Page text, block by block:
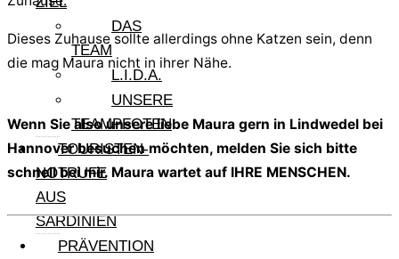
DAS
TEAM
L.I.D.A.
UNSERE
TEAMPFOTEN
TOURISTEN-
NOTRUFE
AUS
SARDINIEN
PRÄVENTION
Dieses Zuhause sollte allerdings ohne Katzen sein, denn
die mag Maura nicht in ihrer Nähe.
Wenn Sie also unsere liebe Maura gern in Lindwedel bei
Hannover besuchen möchten, melden Sie sich bitte
schnell bei mir. Maura wartet auf IHRE MENSCHEN.